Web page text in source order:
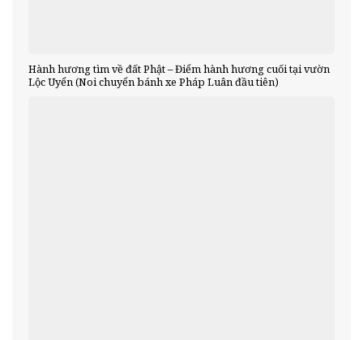
Hành hương tìm về đất Phật – Điểm hành hương cuối tại vườn
Lộc Uyển (Noi chuyển bánh xe Pháp Luân đầu tiên)